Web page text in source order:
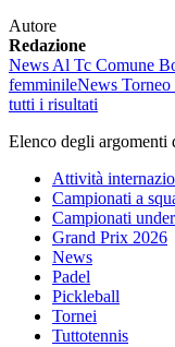
Autore
Redazione
News Al Tc Comune
femminileNews Torneo
tutti i risultati
Elenco degli argomenti
Attività
Campionati a
Campionati under
Grand Prix 2026
News
Padel
Pickleball
Tornei
Tuttotennis